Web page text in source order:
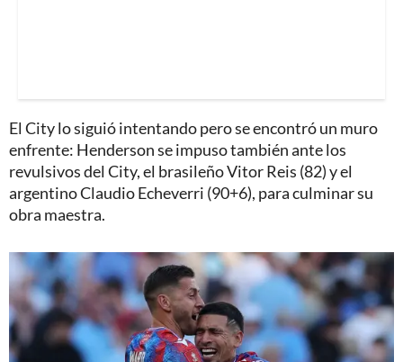
El City lo siguió intentando pero se encontró un muro
enfrente: Henderson se impuso también ante los
revulsivos del City, el brasileño Vitor Reis (82) y el
argentino Claudio Echeverri (90+6), para culminar su
obra maestra.